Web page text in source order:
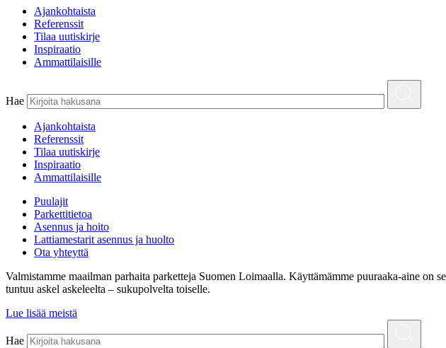
Ajankohtaista
Referenssit
Tilaa uutiskirje
Inspiraatio
Ammattilaisille
Hae
Ajankohtaista
Referenssit
Tilaa uutiskirje
Inspiraatio
Ammattilaisille
Puulajit
Parkettitietoa
Asennus ja hoito
Lattiamestarit asennus ja huolto
Ota yhteyttä
Valmistamme maailman parhaita parketteja Suomen Loimaalla. Käyttämämme puuraaka-aine on
tuntuu askel askeleelta – sukupolvelta toiselle.
Lue lisää meistä
Hae